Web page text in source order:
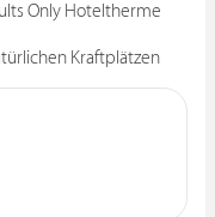
Only Hoteltherme
Kraftplätzen